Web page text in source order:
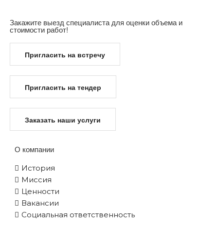
Закажите выезд специалиста для оценки объема и
стоимости работ!
Пригласить на встречу
Пригласить на тендер
Заказать наши услуги
О компании
История
Миссия
Ценности
Вакансии
Социальная ответственность